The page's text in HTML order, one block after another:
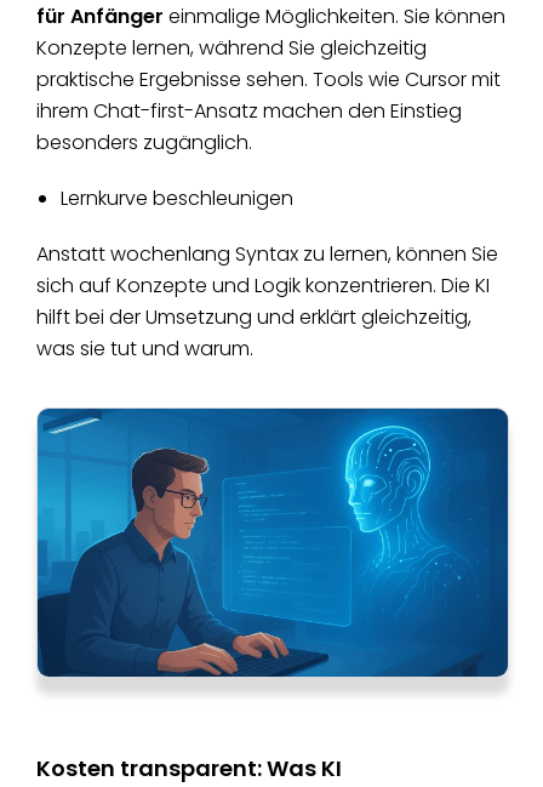
für Anfänger einmalige Möglichkeiten. Sie können
Konzepte lernen, während Sie gleichzeitig
praktische Ergebnisse sehen. Tools wie Cursor mit
ihrem Chat-first-Ansatz machen den Einstieg
besonders zugänglich.
Lernkurve beschleunigen
Anstatt wochenlang Syntax zu lernen, können Sie
sich auf Konzepte und Logik konzentrieren. Die KI
hilft bei der Umsetzung und erklärt gleichzeitig,
was sie tut und warum.
Kosten transparent: Was KI